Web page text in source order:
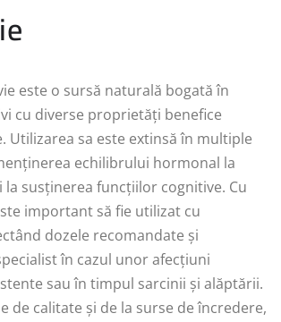
este o sursă naturală bogată în
cu diverse proprietăți benefice
Utilizarea sa este extinsă în multiple
echilibrului hormonal la
susținerea funcțiilor cognitive. Cu
important să fie utilizat cu
dozele recomandate și
în cazul unor afecțiuni
sau în timpul sarcinii și alăptării.
de calitate și de la surse de încredere,